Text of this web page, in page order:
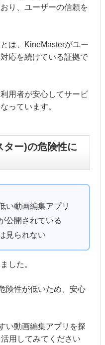
り、ユーザーの信頼を
は、KineMasterがユー
応を続けている証拠で
用者が安心してサービ
っています。
ー)の危険性に
い動画編集アプリ
公開されている
見られない
した。
険性が低いため、安心
い動画編集アプリを探
用してみてください